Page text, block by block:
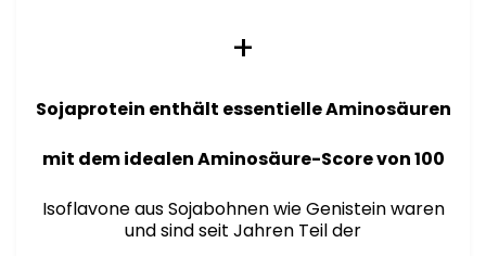
+
Sojaprotein enthält essentielle Aminosäuren
mit dem idealen Aminosäure-Score von 100
Isoflavone aus Sojabohnen wie Genistein waren
und sind seit Jahren Teil der